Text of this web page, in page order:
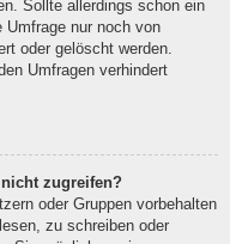
Sollte allerdings schon ein
Umfrage nur noch von
oder gelöscht werden.
Umfragen verhindert
zugreifen?
oder Gruppen vorbehalten
zu schreiben oder